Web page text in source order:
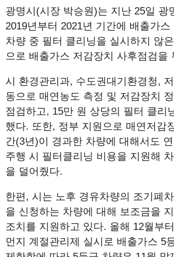
광명시(시장 박승원)는 지난 25일 광
2019년부터 2021년 기간에 배출가
차량 중 필터 클리닝을 실시하지 않
으로 배출가스 저감장치 사후점검을
시 환경관리과, 수도권대기환경청,
동으로 매연농도 측정 및 저감장치
점검하고, 15만 원 상당의 필터 클리
했다. 또한, 정부 지원으로 매연저감
간(3년)이 경과한 차량에 대해서도
주행 시 필터클리닝 비용을 지원해
을 덜어줬다.
한편, 시는 노후 경유차량의 조기폐
을 신청하는 차량에 대해 보조금을
조치를 지원하고 있다. 올해 12월부
먼지 계절관리제 실시로 배출가스 5